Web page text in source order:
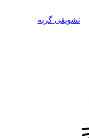
تشویقی گربه